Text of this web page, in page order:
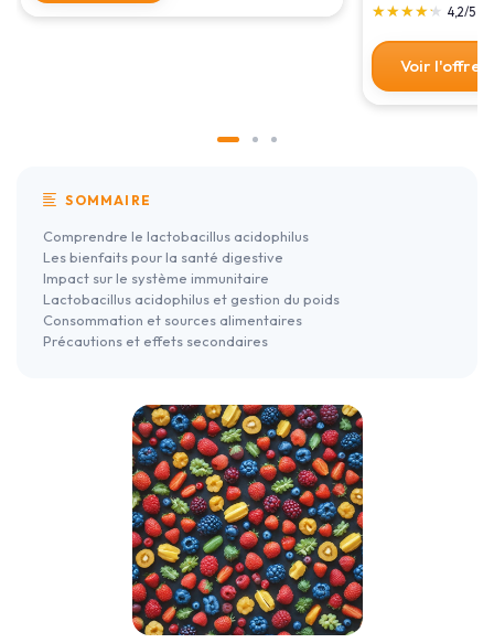
★★★★★
★★★★★ 4,2/5
Voir l'offre
SOMMAIRE
Comprendre le lactobacillus acidophilus
Les bienfaits pour la santé digestive
Impact sur le système immunitaire
Lactobacillus acidophilus et gestion du poids
Consommation et sources alimentaires
Précautions et effets secondaires